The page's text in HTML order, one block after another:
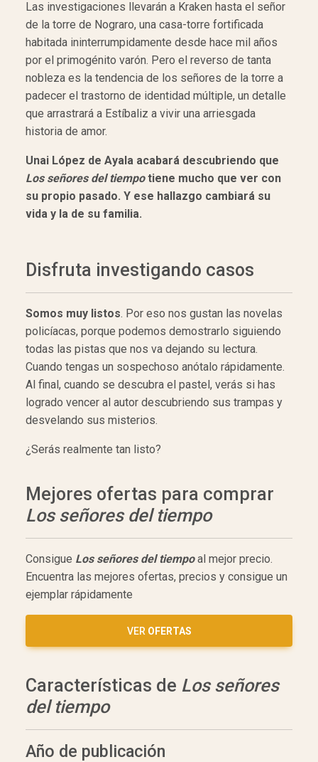
Las investigaciones llevarán a Kraken hasta el señor
de la torre de Nograro, una casa-torre fortificada
habitada ininterrumpidamente desde hace mil años
por el primogénito varón. Pero el reverso de tanta
nobleza es la tendencia de los señores de la torre a
padecer el trastorno de identidad múltiple, un detalle
que arrastrará a Estíbaliz a vivir una arriesgada
historia de amor.
Unai López de Ayala acabará descubriendo que
Los señores del tiempotiene mucho que ver con
su propio pasado. Y ese hallazgo cambiará su
vida y la de su familia.
Disfruta investigando casos
Somos muy listos. Por eso nos gustan las novelas
policíacas, porque podemos demostrarlo siguiendo
todas las pistas que nos va dejando su lectura.
Cuando tengas un sospechoso anótalo rápidamente.
Al final, cuando se descubra el pastel, verás si has
logrado vencer al autor descubriendo sus trampas y
desvelando sus misterios.
¿Serás realmente tan listo?
Mejores ofertas para comprar
Los señores del tiempo
Consigue Los señores del tiempoal mejor precio.
Encuentra las mejores ofertas, precios y consigue un
ejemplar rápidamente
VER OFERTAS
Características de Los señores
del tiempo
Año de publicación